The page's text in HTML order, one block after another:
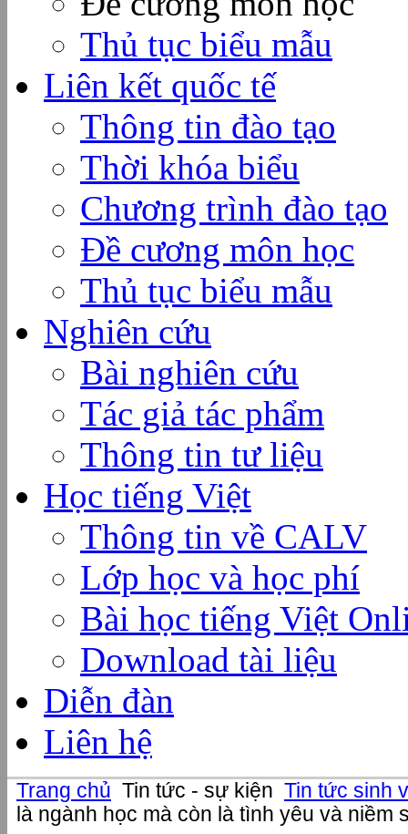
Thủ tục biểu mẫu
Liên kết quốc tế
Thông tin đào tạo
Thời khóa biểu
Chương trình đào tạo
Đề cương môn học
Thủ tục biểu mẫu
Nghiên cứu
Bài nghiên cứu
Tác giả tác phẩm
Thông tin tư liệu
Học tiếng Việt
Thông tin về CALV
Lớp học và học phí
Bài học tiếng Việt
Download tài liệu
Diễn đàn
Liên hệ
Trang chủ Tin tức - sự kiện Tin tức sinh
là ngành học mà còn là tình yêu và niềm